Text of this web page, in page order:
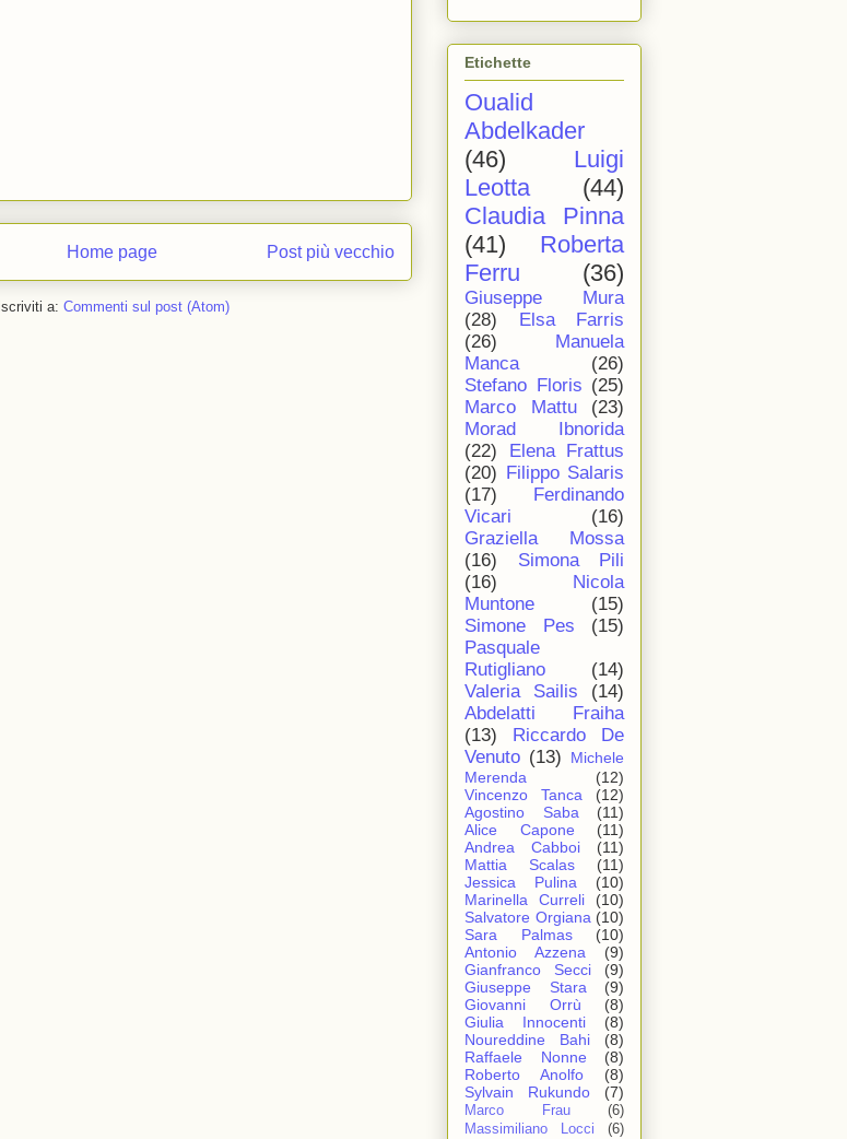
Post più vecchio
Home page
Iscriviti a: Commenti sul post (Atom)
Etichette
Oualid
Abdelkader
(46)
Luigi
Leotta
(44)
Claudia Pinna
(41)
Roberta
Ferru
(36)
Giuseppe Mura
(28)
Elsa Farris
(26)
Manuela
Manca
(26)
Stefano Floris (25)
Marco Mattu
(23)
Morad Ibnorida
(22)
Elena Frattus
(20)
Filippo Salaris
(17)
Ferdinando
Vicari
(16)
Graziella Mossa
(16)
Simona Pili
(16)
Nicola
Muntone
(15)
Simone Pes
(15)
Pasquale
Rutigliano
(14)
Valeria Sailis
(14)
Abdelatti Fraiha
(13)
Riccardo De
Venuto (13)
Michele
Merenda
(12)
Vincenzo Tanca
(12)
Agostino Saba
(11)
Alice Capone
(11)
Andrea Cabboi
(11)
Mattia Scalas
(11)
Jessica Pulina
(10)
Marinella Curreli
(10)
Salvatore Orgiana (10)
Sara Palmas
(10)
Antonio Azzena
(9)
Gianfranco Secci
(9)
Giuseppe Stara
(9)
Giovanni Orrù
(8)
Giulia Innocenti
(8)
Noureddine Bahi
(8)
Raffaele Nonne
(8)
Roberto Anolfo
(8)
Sylvain Rukundo
(7)
Marco Frau
(6)
Massimiliano Locci
(6)